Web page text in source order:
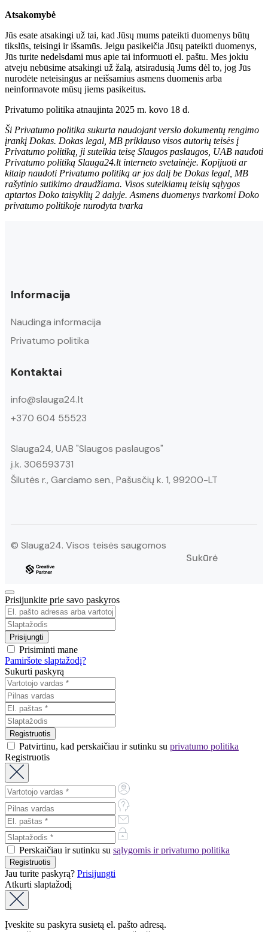
Atsakomybė
Jūs esate atsakingi už tai, kad Jūsų mums pateikti duomenys būtų
tikslūs, teisingi ir išsamūs. Jeigu pasikeičia Jūsų pateikti duomenys,
Jūs turite nedelsdami mus apie tai informuoti el. paštu. Mes jokiu
atveju nebūsime atsakingi už žalą, atsiradusią Jums dėl to, jog Jūs
nurodėte neteisingus ar neišsamius asmens duomenis arba
neinformavote mūsų jiems pasikeitus.
Privatumo politika atnaujinta 2025 m. kovo 18 d.
Ši Privatumo politika sukurta naudojant verslo dokumentų rengimo
įrankį Dokas. Dokas legal, MB priklauso visos autorių teisės į
Privatumo politiką, ji suteikia teisę Slaugos paslaugos, UAB naudoti
Privatumo politiką Slauga24.lt interneto svetainėje. Kopijuoti ar
kitaip naudoti Privatumo politiką ar jos dalį be Dokas legal, MB
rašytinio sutikimo draudžiama. Visos suteikiamų teisių sąlygos
aptartos Doko taisyklių 2 dalyje. Asmens duomenys tvarkomi Doko
privatumo politikoje nurodyta tvarka
Informacija
Naudinga informacija
Privatumo politika
Kontaktai
info@slauga24.lt
+370 604 55523
Slauga24, UAB "Slaugos paslaugos"
į.k. 306593731
Šilutės r., Gardamo sen., Pašusčių k. 1, 99200-LT
© Slauga24. Visos teisės saugomos
Sukūrė
Prisijunkite prie savo paskyros
Prisiminti mane
Pamiršote slaptažodį?
Sukurti paskyrą
Patvirtinu, kad perskaičiau ir sutinku su privatumo politika
Registruotis
Perskaičiau ir sutinku su sąlygomis ir privatumo politika
Jau turite paskyrą? Prisijungti
Atkurti slaptažodį
Įveskite su paskyra susietą el. pašto adresą.